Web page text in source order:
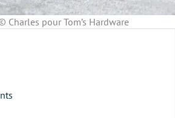
pour Tom’s Hardware